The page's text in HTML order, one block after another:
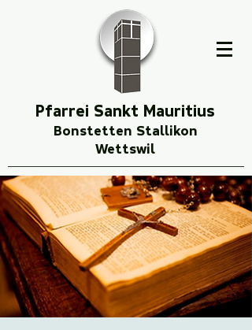
Pfarrei Sankt Mauritius
Bonstetten Stallikon
Wettswil